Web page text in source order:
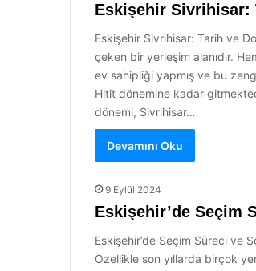
Eskişehir Sivrihisar:
Eskişehir Sivrihisar: Tarih ve
çeken bir yerleşim alanıdır.
ev sahipliği yapmış ve bu
Hitit dönemine kadar
dönemi, Sivrihisar…
Devamını Oku
9 Eylül 2024
Eskişehir’de Seçim
Eskişehir’de Seçim Süreci ve
Özellikle son yıllarda birçok